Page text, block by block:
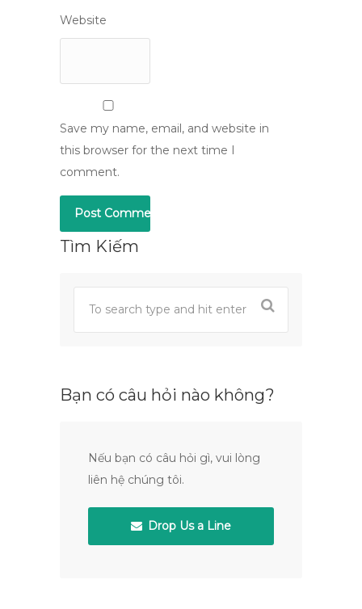
Website
Save my name, email, and website in
this browser for the next time I
comment.
Tìm Kiếm
Bạn có câu hỏi nào không?
Nếu bạn có câu hỏi gì, vui lòng
liên hệ chúng tôi.
Drop Us a Line